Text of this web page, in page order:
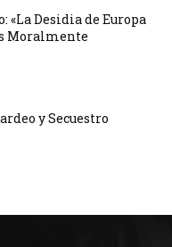
«La Desidia de Europa
Moralmente
y Secuestro